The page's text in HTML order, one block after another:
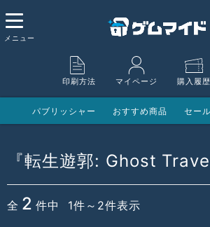
印刷方法 マイページ 購入履歴
パブリッシャー おすすめ商品 セー
『転生遊郭: Ghost
全 2 件中 1件～2件表示